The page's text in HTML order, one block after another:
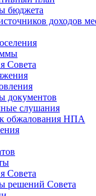
бюджета
доходов
Совета
документов
слушания
обжалования НПА
Совета
решений Совета